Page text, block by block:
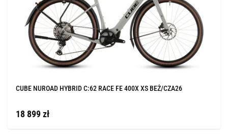
CUBE NUROAD HYBRID C:62 RACE FE 400X XS BEŻ/CZA26
18 899 zł